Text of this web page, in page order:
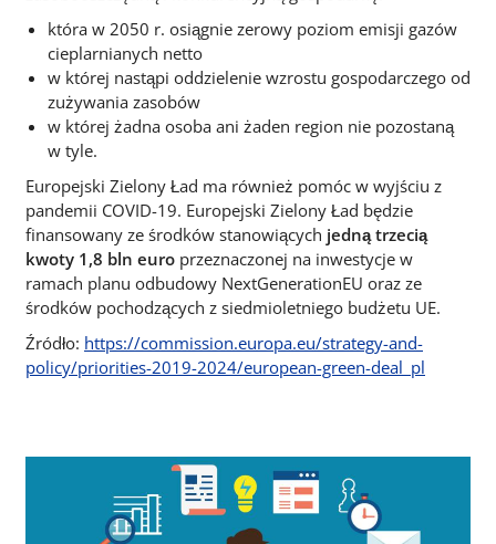
która w 2050 r. osiągnie zerowy poziom emisji gazów
cieplarnianych netto
w której nastąpi oddzielenie wzrostu gospodarczego od
zużywania zasobów
w której żadna osoba ani żaden region nie pozostaną
w tyle.
Europejski Zielony Ład ma również pomóc w wyjściu z
pandemii COVID-19. Europejski Zielony Ład będzie
finansowany ze środków stanowiących jedną trzecią
kwoty 1,8 bln euro przeznaczonej na inwestycje w
ramach planu odbudowy NextGenerationEU oraz ze
środków pochodzących z siedmioletniego budżetu UE.
Źródło: https://commission.europa.eu/strategy-and-
policy/priorities-2019-2024/european-green-deal_pl